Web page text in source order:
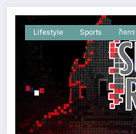
Lifestyle Sports กิจก